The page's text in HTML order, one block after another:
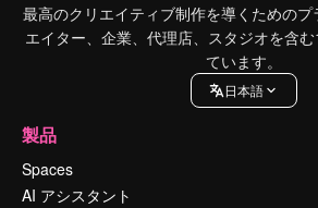
最高のクリエイティブ制作を導くためのプ
エイター、企業、代理店、スタジオを含
ています。
日本語
製品
Spaces
AI アシスタント